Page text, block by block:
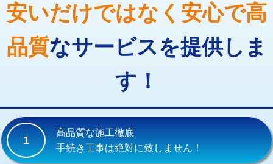
廃棄・処分 現場見積
止水・漏水調査・防水処理・清掃・修
理・調整・分解・加工など（重作業）
33,000円
その他部品の脱着 8,800円～
交換・取付(単水栓（壁付・デッキ
式）)
13,200円+材料費
交換・取付(混合水栓（壁付・デッキ
式・ワンホール）)
16,500円+材料費
安いだけではなく安心で高
品質なサービスを提供しま
す！
1
高品質な施工徹底
手続き工事は絶対に致しません！